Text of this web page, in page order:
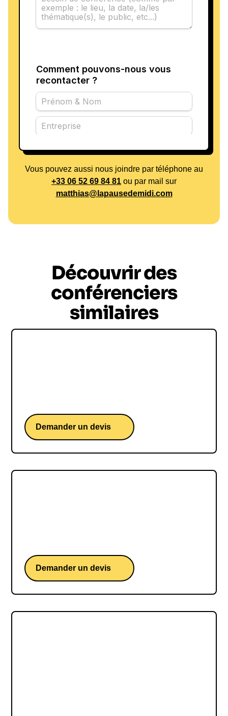
Vous pouvez aussi nous joindre par téléphone au
+33 06 52 69 84 81 ou par mail sur
matthias@lapausedemidi.com
Découvrir des
conférenciers
similaires
Demander un devis
Demander un devis